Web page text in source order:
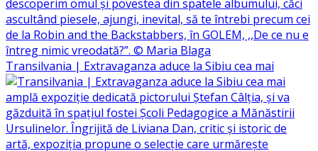
Transilvania | Extravaganza aduce la Sibiu cea mai